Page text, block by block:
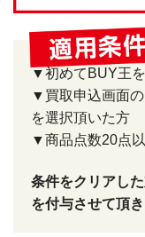
▼初めてBUY王
▼買取申込画面の
を選択頂いた方
▼商品点数20点
条件をクリアし
を付与させて頂き